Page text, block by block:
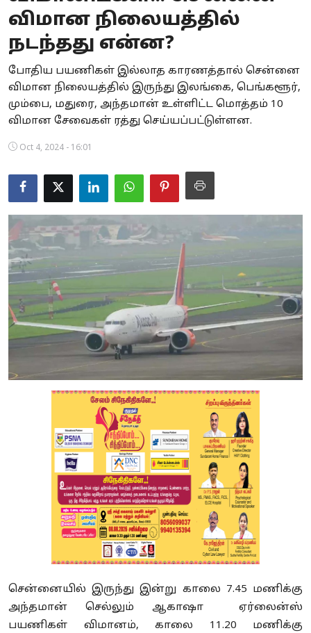
Business
Crime
Tamilnadu
National
World
Astrology
Spirituality
Weather
Politics
விமான நிலையத்தில்
நடந்தது என்ன?
போதிய பயணிகள் இல்லாத காரணத்தால் சென்னை
விமான நிலையத்தில் இருந்து இலங்கை, பெங்களூர்,
மும்பை, மதுரை, அந்தமான் உள்ளிட்ட மொத்தம் 10
விமான சேவைகள் ரத்து செய்யப்பட்டுள்ளன.
Oct 4, 2024 - 16:01
சென்னையில் இருந்து இன்று காலை 7.45 மணிக்கு
அந்தமான் செல்லும் ஆகாஷா ஏர்லைன்ஸ்
பயணிகள் விமானம், காலை 11.20 மணிக்கு